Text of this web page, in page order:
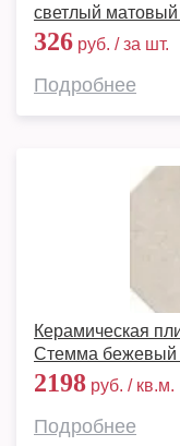
светлый
326 руб. / за шт.
Подробнее
Керамическая
Стемма бежевый
2198 руб. / кв.м.
Подробнее